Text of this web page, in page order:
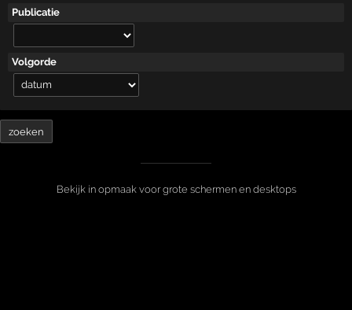
Publicatie
Volgorde
Bekijk in opmaak voor grote schermen en desktops